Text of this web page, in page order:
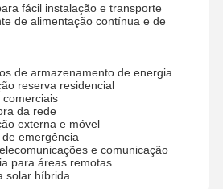
de energia residencial
energias solares
solar comercial
industrial
fácil instalação e transporte
de alimentação contínua e de
de armazenamento de energia
reserva residencial
comerciais
da rede
externa e móvel
emergência
e comunicação
para áreas remotas
solar híbrida